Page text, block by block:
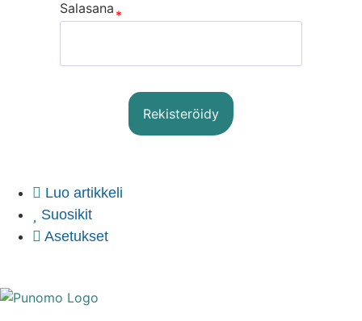
Salasana
Rekisteröidy
Luo artikkeli
Suosikit
Asetukset